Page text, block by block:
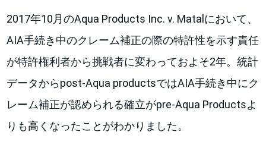
2017年10月のAqua Products Inc. v. Matalにおいて、
AIA手続き中のクレーム補正の際の特許性を示す責任
が特許権利者から挑戦者に変わっておよそ2年。統計
データからpost-Aqua productsではAIA手続き中にク
レーム補正が認められる確立がpre-Aqua Productsよ
りも高くなったことがわかりました。